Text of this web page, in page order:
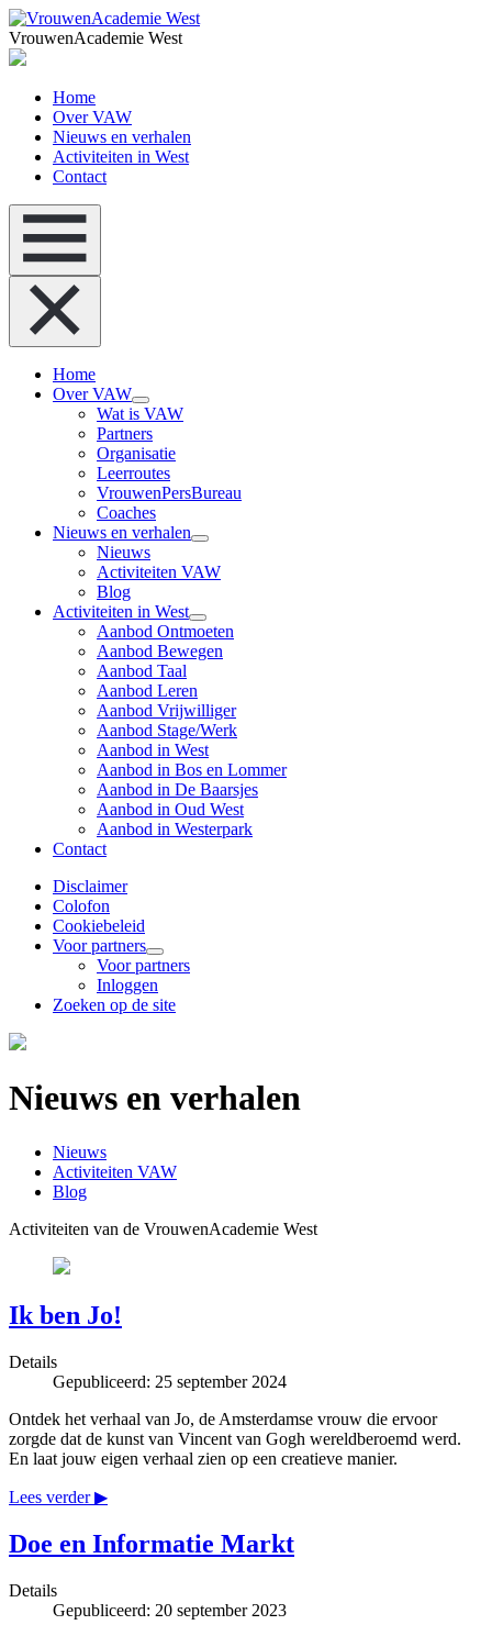
VrouwenAcademie West
Home
Over VAW
Nieuws en verhalen
Activiteiten in West
Contact
Home
Over VAW
Wat is VAW
Partners
Organisatie
Leerroutes
VrouwenPersBureau
Coaches
Nieuws en verhalen
Nieuws
Activiteiten VAW
Blog
Activiteiten in West
Aanbod Ontmoeten
Aanbod Bewegen
Aanbod Taal
Aanbod Leren
Aanbod Vrijwilliger
Aanbod Stage/Werk
Aanbod in West
Aanbod in Bos en Lommer
Aanbod in De Baarsjes
Aanbod in Oud West
Aanbod in Westerpark
Contact
Disclaimer
Colofon
Cookiebeleid
Voor partners
Voor partners
Inloggen
Zoeken op de site
Nieuws en verhalen
Nieuws
Activiteiten VAW
Blog
Activiteiten van de VrouwenAcademie West
Ik ben Jo!
Details
Gepubliceerd: 25 september 2024
Ontdek het verhaal van Jo, de Amsterdamse vrouw die ervoor
zorgde dat de kunst van Vincent van Gogh wereldberoemd werd.
En laat jouw eigen verhaal zien op een creatieve manier.
Lees verder ▶
Doe en Informatie Markt
Details
Gepubliceerd: 20 september 2023